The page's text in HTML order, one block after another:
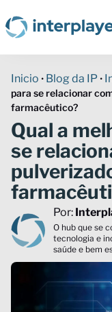
Inicio • Blog da IP •
para se relacionar
farmacêutico?
Qual a
se
Por:
O hub que se
tecnologia e
saúde e bem